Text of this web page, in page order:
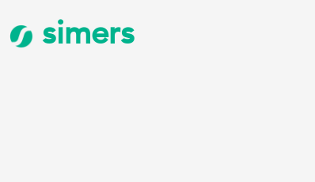
simers